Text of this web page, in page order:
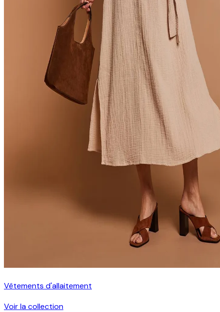
Vêtements d'allaitement
Voir la collection